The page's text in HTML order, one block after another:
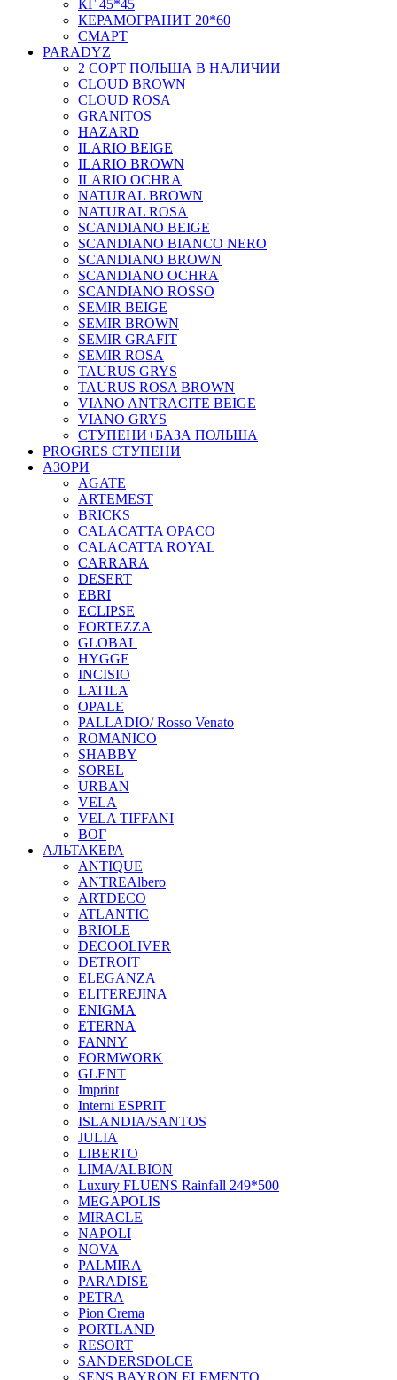
КГ 45*45
КЕРАМОГРАНИТ 20*60
СМАРТ
PARADYZ
2 СОРТ ПОЛЬША В НАЛИЧИИ
CLOUD BROWN
CLOUD ROSA
GRANITOS
HAZARD
ILARIO BEIGE
ILARIO BROWN
ILARIO OCHRA
NATURAL BROWN
NATURAL ROSA
SCANDIANO BEIGE
SCANDIANO BIANCO NERO
SCANDIANO BROWN
SCANDIANO OCHRA
SCANDIANO ROSSO
SEMIR BEIGE
SEMIR BROWN
SEMIR GRAFIT
SEMIR ROSA
TAURUS GRYS
TAURUS ROSA BROWN
VIANO ANTRACITE BEIGE
VIANO GRYS
СТУПЕНИ+БАЗА ПОЛЬША
PROGRES СТУПЕНИ
АЗОРИ
AGATE
ARTEMEST
BRICKS
CALACATTA OPACO
CALACATTA ROYAL
CARRARA
DESERT
EBRI
ECLIPSE
FORTEZZA
GLOBAL
HYGGE
INCISIO
LATILA
OPALE
PALLADIO/ Rosso Venato
ROMANICO
SHABBY
SOREL
URBAN
VELA
VELA TIFFANI
ВОГ
АЛЬТАКЕРА
ANTIQUE
ANTREAlbero
ARTDECO
ATLANTIC
BRIOLE
DECOOLIVER
DETROIT
ELEGANZA
ELITEREJINA
ENIGMA
ETERNA
FANNY
FORMWORK
GLENT
Imprint
Interni ESPRIT
ISLANDIA/SANTOS
JULIA
LIBERTO
LIMA/ALBION
Luxury FLUENS Rainfall 249*500
MEGAPOLIS
MIRACLE
NAPOLI
NOVA
PALMIRA
PARADISE
PETRA
Pion Crema
PORTLAND
RESORT
SANDERSDOLCE